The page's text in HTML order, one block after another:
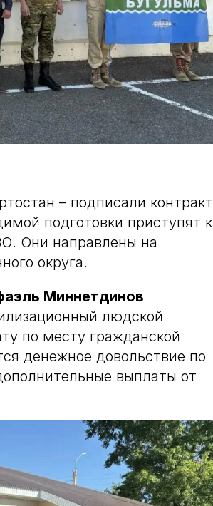
– подписали контракт
подготовки приступят к
Они направлены на
округа.
Миннетдинов
людской
по месту гражданской
денежное довольствие по
выплаты от